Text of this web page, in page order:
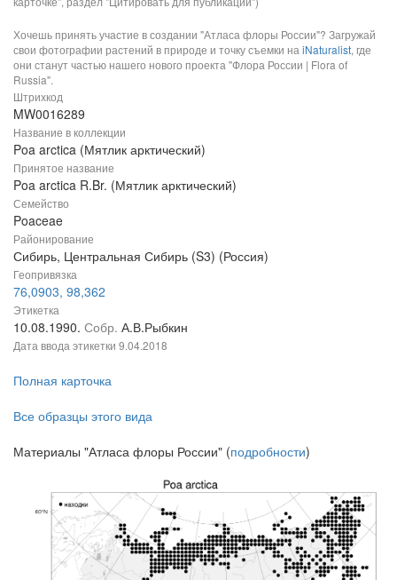
Хочешь принять участие в создании "Атласа флоры России"? Загружай
свои фотографии растений в природе и точку съемки на iNaturalist, где
они станут частью нашего нового проекта "Флора России | Flora of
Russia".
Штрихкод
MW0016289
Название в коллекции
Poa arctica (Мятлик арктический)
Принятое название
Poa arctica R.Br. (Мятлик арктический)
Семейство
Poaceae
Районирование
Сибирь, Центральная Сибирь (S3) (Россия)
Геопривязка
76,0903, 98,362
Этикетка
10.08.1990. Собр. А.В.Рыбкин
Дата ввода этикетки 9.04.2018
Полная карточка
Все образцы этого вида
Материалы "Атласа флоры России" (подробности)